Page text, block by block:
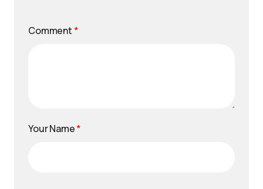
Comment *
Your Name*